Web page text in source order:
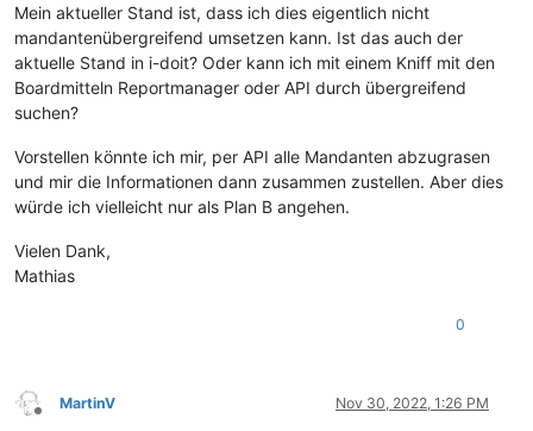
Mein aktueller Stand ist, dass ich dies eigentlich nicht
mandantenübergreifend umsetzen kann. Ist das auch der
aktuelle Stand in i-doit? Oder kann ich mit einem Kniff mit den
Boardmitteln Reportmanager oder API durch übergreifend
suchen?
Vorstellen könnte ich mir, per API alle Mandanten abzugrasen
und mir die Informationen dann zusammen zustellen. Aber dies
würde ich vielleicht nur als Plan B angehen.
Vielen Dank,
Mathias
0
Offline
MartinV Nov 30, 2022, 1:26 PM